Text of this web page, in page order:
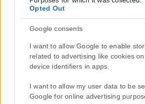
Opted Out
Google consents
I want to allow Google to enable
related to advertising like cookies
device identifiers in apps.
I want to allow my user data to be
Google for online advertising
Μοναδικός αριθμός Μ.Η.Τ. 262048
ΤΑ ΠΡΩΤΟΣΕΛΙΔΑ ΣΗΜΕΡΑ